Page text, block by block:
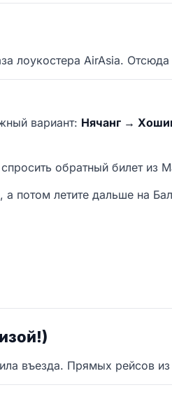
лоукостера AirAsia.
вариант: Нячанг →
обратный билет из
а потом летите дальше на
въезда. Прямых рейсов